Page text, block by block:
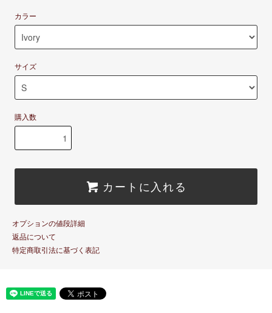
カラー
サイズ
購入数
カートに入れる
オプションの値段詳細
返品について
特定商取引法に基づく表記